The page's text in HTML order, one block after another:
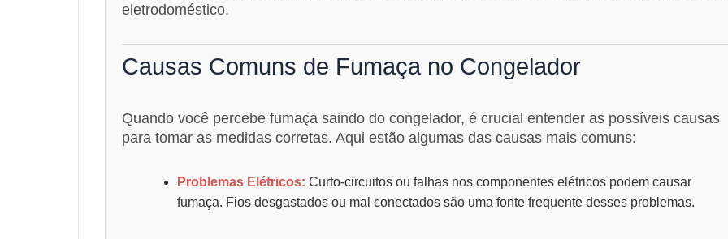
eletrodoméstico.
Causas Comuns de Fumaça no Congelador
Quando você percebe fumaça saindo do congelador, é crucial entender as possíveis causas
para tomar as medidas corretas. Aqui estão algumas das causas mais comuns:
Problemas Elétricos: Curto-circuitos ou falhas nos componentes elétricos podem causar
fumaça. Fios desgastados ou mal conectados são uma fonte frequente desses problemas.